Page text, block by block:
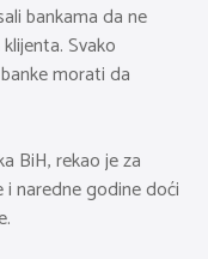
bankama da ne
Svako
morati da
BiH, rekao je za
i naredne godine doći